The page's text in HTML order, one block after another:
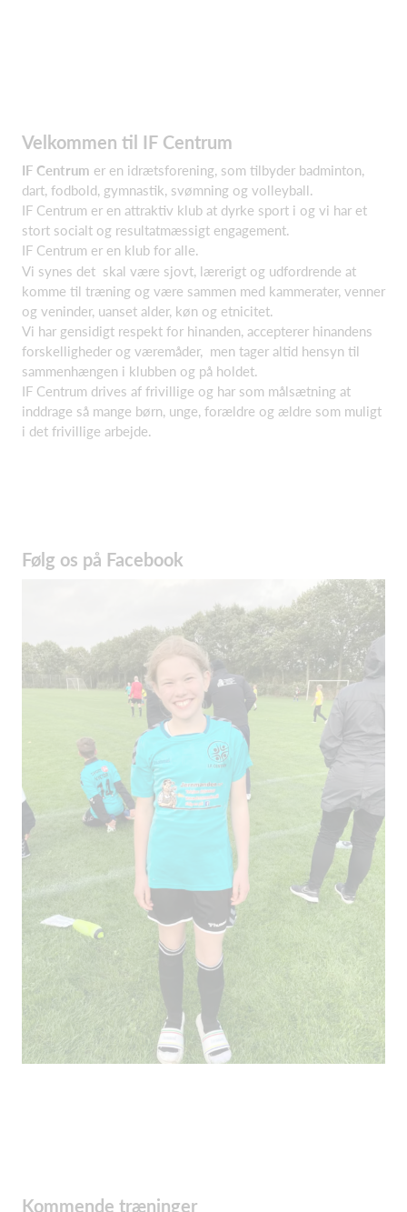
Velkommen til IF Centrum
IF Centrum er en idrætsforening, som tilbyder badminton,
dart, fodbold, gymnastik, svømning og volleyball.
IF Centrum er en attraktiv klub at dyrke sport i og vi har et
stort socialt og resultatmæssigt engagement.
IF Centrum er en klub for alle.
Vi synes det skal være sjovt, lærerigt og udfordrende at
komme til træning og være sammen med kammerater, venner
og veninder, uanset alder, køn og etnicitet.
Vi har gensidigt respekt for hinanden, accepterer hinandens
forskelligheder og væremåder, men tager altid hensyn til
sammenhængen i klubben og på holdet.
IF Centrum drives af frivillige og har som målsætning at
inddrage så mange børn, unge, forældre og ældre som muligt
i det frivillige arbejde.
Følg os på Facebook
Kommende træninger